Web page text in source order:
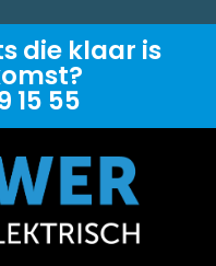
die klaar is
15 55